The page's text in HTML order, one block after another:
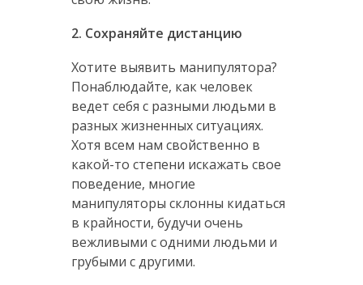
2. Сохраняйте дистанцию
Хотите выявить манипулятора?
Понаблюдайте, как человек
ведет себя с разными людьми в
разных жизненных ситуациях.
Хотя всем нам свойственно в
какой-то степени искажать свое
поведение, многие
манипуляторы склонны кидаться
в крайности, будучи очень
вежливыми с одними людьми и
грубыми с другими.